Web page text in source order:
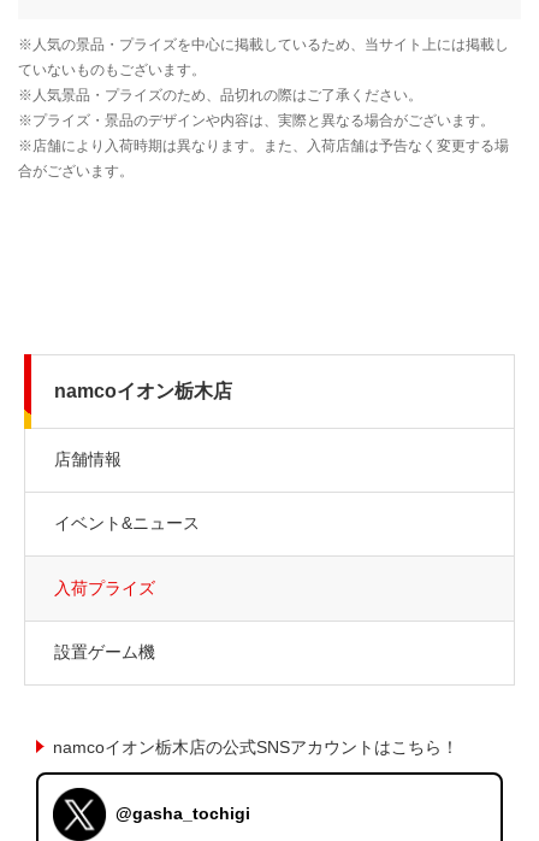
namcoイオン栃木店
店舗情報
イベント&ニュース
入荷プライズ
設置ゲーム機
namcoイオン栃木店の公式SNSアカウントはこちら！
@gasha_tochigi